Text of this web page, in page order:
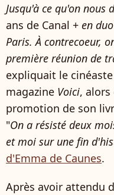
Jusqu'à ce qu'on nous
ans de Canal + en
Paris. À contrecoeur,
première réunion de
expliquait le
magazine Voici,
promotion de son
"On a résisté deux
et moi sur une fin
d'Emma de Caunes.
Après avoir attendu